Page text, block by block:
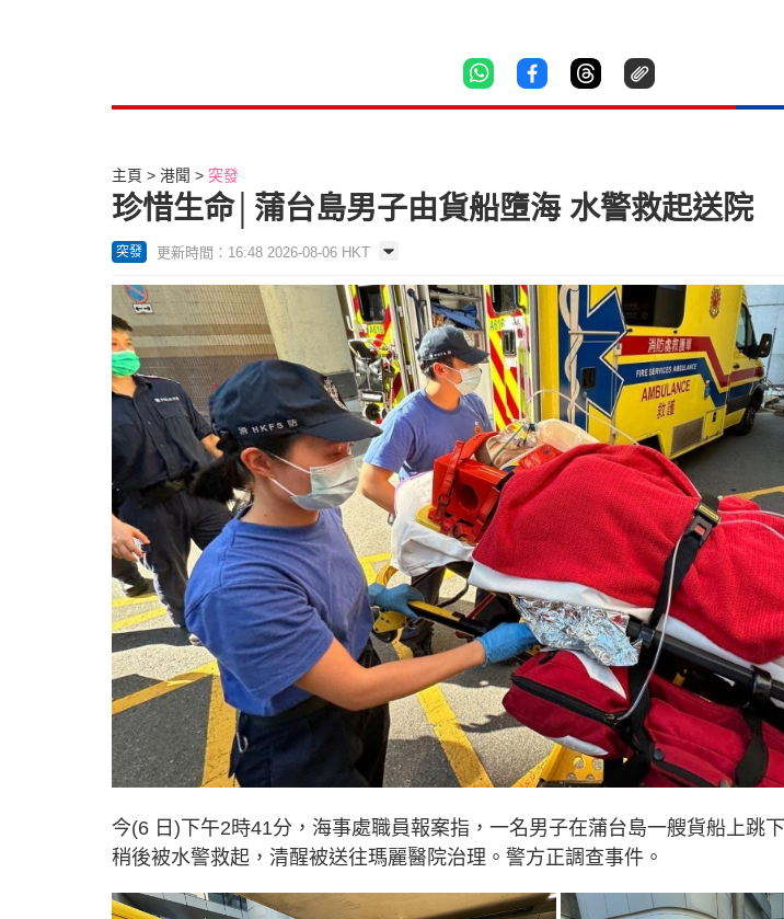
主頁 港聞 突發
珍惜生命│蒲台島男子由貨船墮海 水警救起送院
突發 更新時間：16:48 2026-08-06 HKT
今(6 日)下午2時41分，海事處職員報案指，一名男子在蒲台島一艘貨船上跳
稍後被水警救起，清醒被送往瑪麗醫院治理。警方正調查事件。